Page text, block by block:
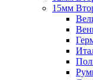
15мм